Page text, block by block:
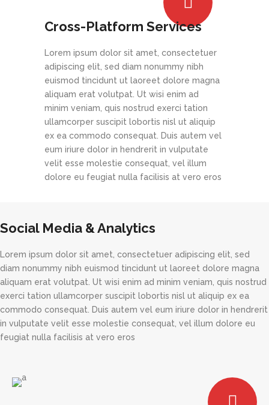
Cross-Platform Services
Lorem ipsum dolor sit amet, consectetuer
adipiscing elit, sed diam nonummy nibh
euismod tincidunt ut laoreet dolore magna
aliquam erat volutpat. Ut wisi enim ad
minim veniam, quis nostrud exerci tation
ullamcorper suscipit lobortis nisl ut aliquip
ex ea commodo consequat. Duis autem vel
eum iriure dolor in hendrerit in vulputate
velit esse molestie consequat, vel illum
dolore eu feugiat nulla facilisis at vero eros
Social Media & Analytics
Lorem ipsum dolor sit amet, consectetuer adipiscing elit, sed
diam nonummy nibh euismod tincidunt ut laoreet dolore magna
aliquam erat volutpat. Ut wisi enim ad minim veniam, quis nostrud
exerci tation ullamcorper suscipit lobortis nisl ut aliquip ex ea
commodo consequat. Duis autem vel eum iriure dolor in hendrerit
in vulputate velit esse molestie consequat, vel illum dolore eu
feugiat nulla facilisis at vero eros